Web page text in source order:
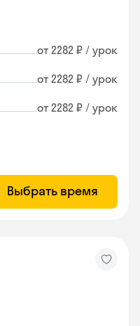
от 2282 ₽ / урок
от 2282 ₽ / урок
от 2282 ₽ / урок
Выбрать время